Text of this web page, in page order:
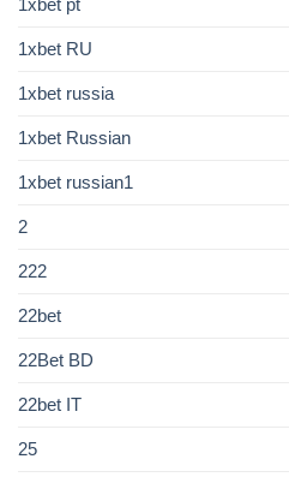
1xbet pt
1xbet RU
1xbet russia
1xbet Russian
1xbet russian1
2
222
22bet
22Bet BD
22bet IT
25